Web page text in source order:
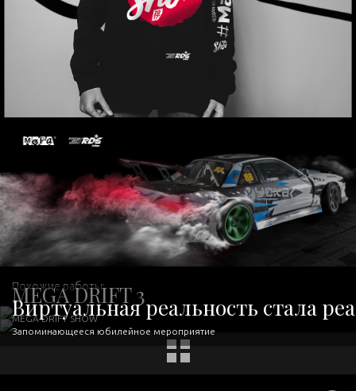
Похожие работы:
MEGA DRIFT 3
MEGA DRIFT SHOW
Виртуальная реальность стала
Запоминающееся юбилейное мероприятие